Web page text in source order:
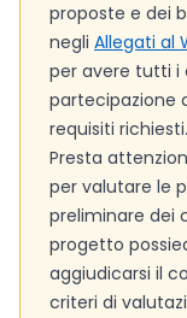
proposte e dei
negli Allegati al
per avere tutti i
partecipazione
requisiti richiesti.
Presta
per valutare le
preliminare dei
progetto
aggiudicarsi il
criteri di